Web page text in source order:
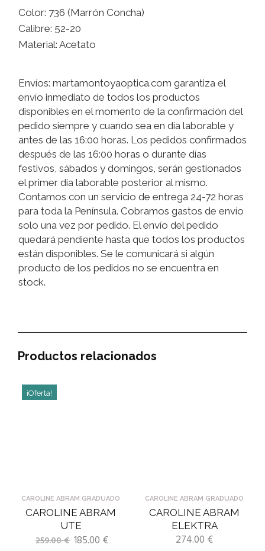
Color: 736 (Marrón Concha)
Calibre: 52-20
Material: Acetato
Envíos: martamontoyaoptica.com garantiza el
envío inmediato de todos los productos
disponibles en el momento de la confirmación del
pedido siempre y cuando sea en día laborable y
antes de las 16:00 horas. Los pedidos confirmados
después de las 16:00 horas o durante días
festivos, sábados y domingos, serán gestionados
el primer día laborable posterior al mismo.
Contamos con un servicio de entrega 24-72 horas
para toda la Península. Cobramos gastos de envío
solo una vez por pedido. El envío del pedido
quedará pendiente hasta que todos los productos
están disponibles. Se le comunicará si algún
producto de los pedidos no se encuentra en
stock.
Productos relacionados
CAROLINE ABRAM GRADUADO
CAROLINE ABRAM
UTE
259.00€ 185.00 €
¡Oferta!
CAROLINE ABRAM GRADUADO
CAROLINE ABRAM
ELEKTRA
274.00 €